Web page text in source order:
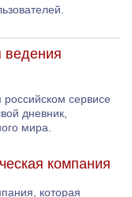
ведения
сервисе
дневник,
мира.
компания
которая